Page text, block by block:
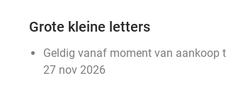
Grote kleine letters
Geldig vanaf moment van aankoop
27 nov 2026